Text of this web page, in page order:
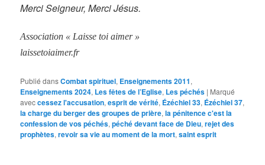
Merci Seigneur, Merci Jésus.
Association « Laisse toi aimer »
laissetoiaimer.fr
Publié dansCombat spirituel, Enseignements 2011,
Enseignements 2024, Les fêtes de l’Eglise, Les péchés | Marqué
aveccessez l'accusation,esprit de vérité, Ézéchiel 33, Ézéchiel 37,
la charge du berger des groupes de prière,la pénitence c'est la
confession de vos péchés,péché devant face de Dieu,rejet des
prophètes,revoir sa vie au moment de la mort,saint esprit